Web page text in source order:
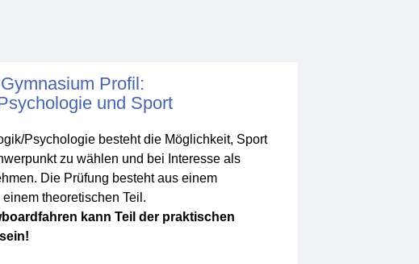
Profil:
und Sport
Psychologie besteht die Möglichkeit, Sport
zu wählen und bei Interesse als
Die Prüfung besteht aus einem
theoretischen Teil.
kann Teil der praktischen